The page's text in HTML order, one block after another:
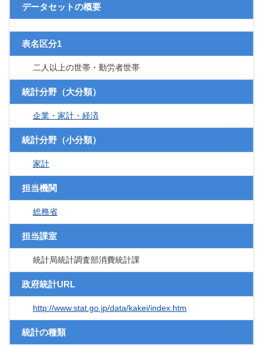
データセットの概要
表名区分1
二人以上の世帯・勤労者世帯
統計分野（大分類）
企業・家計・経済
統計分野（小分類）
家計
担当機関
総務省
担当課室
統計局統計調査部消費統計課
政府統計URL
http://www.stat.go.jp/data/kakei/index.htm
統計の種類